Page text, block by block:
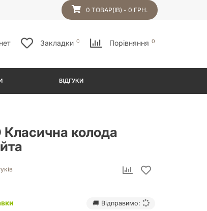
0 ТОВАР(ІВ) - 0 ГРН.
Закладки 0 Порівняння 0
ВІДГУКИ
колода
🚚 Відправимо: